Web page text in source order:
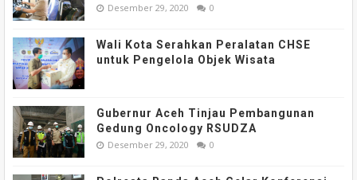
Desember 29, 2020 0
Wali Kota Serahkan Peralatan CHSE
untuk Pengelola Objek Wisata
Gubernur Aceh Tinjau Pembangunan
Gedung Oncology RSUDZA
Desember 29, 2020 0